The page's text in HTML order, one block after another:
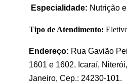
Especialidade: Nutrição
Tipo de Atendimento:
Endereço: Rua Gavião
1601 e 1602, Icaraí,
Janeiro, Cep.: 24230-101.